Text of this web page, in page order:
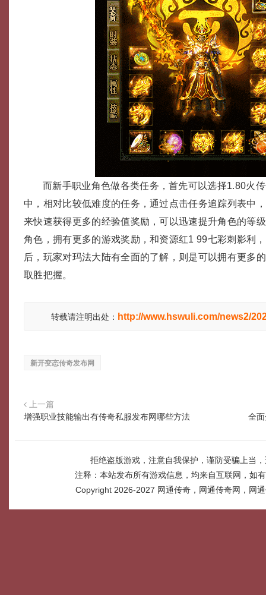
而新手职业角色做各类任务，首先可以选择1.80火
中，相对比较低难度的任务，通过点击任务追踪列表中
来快速获得更多的经验值奖励，可以迅速提升角色的等
角色，拥有更多的游戏奖励，和资源红1 99七彩刺影利
后，玩家对玛法大陆有全面的了解，则是可以拥有更多
取胜把握。
转载请注明出处： http://www.hswuli.com/news2/
新开变态传奇发布网
上一篇
增强职业技能输出有传奇私服发布网哪些方法
全
拒绝盗版游戏，注意自我保护，谨防受骗上当
注释：本站发布所有游戏信息，均来自互联网，如
Copyright 2026-2027 网通传奇，网通传奇网，网